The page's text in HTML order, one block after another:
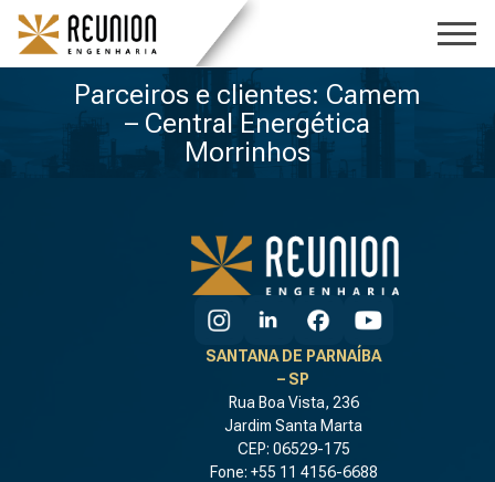
Parceiros e clientes: Camem
– Central Energética
Morrinhos
SANTANA DE PARNAÍBA
– SP
Rua Boa Vista, 236
Jardim Santa Marta
CEP: 06529-175
Fone: +55 11 4156-6688